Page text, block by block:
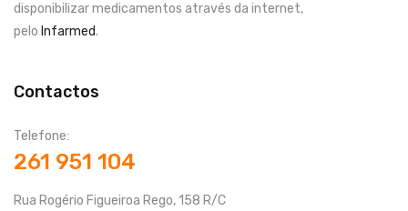
disponibilizar medicamentos através da internet,
pelo Infarmed.
Contactos
Telefone:
261 951 104
Rua Rogério Figueiroa Rego, 158 R/C